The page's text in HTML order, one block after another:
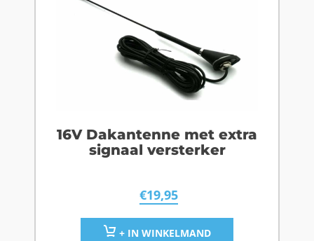
16V Dakantenne met extra
signaal versterker
€19,95
+ IN WINKELMAND